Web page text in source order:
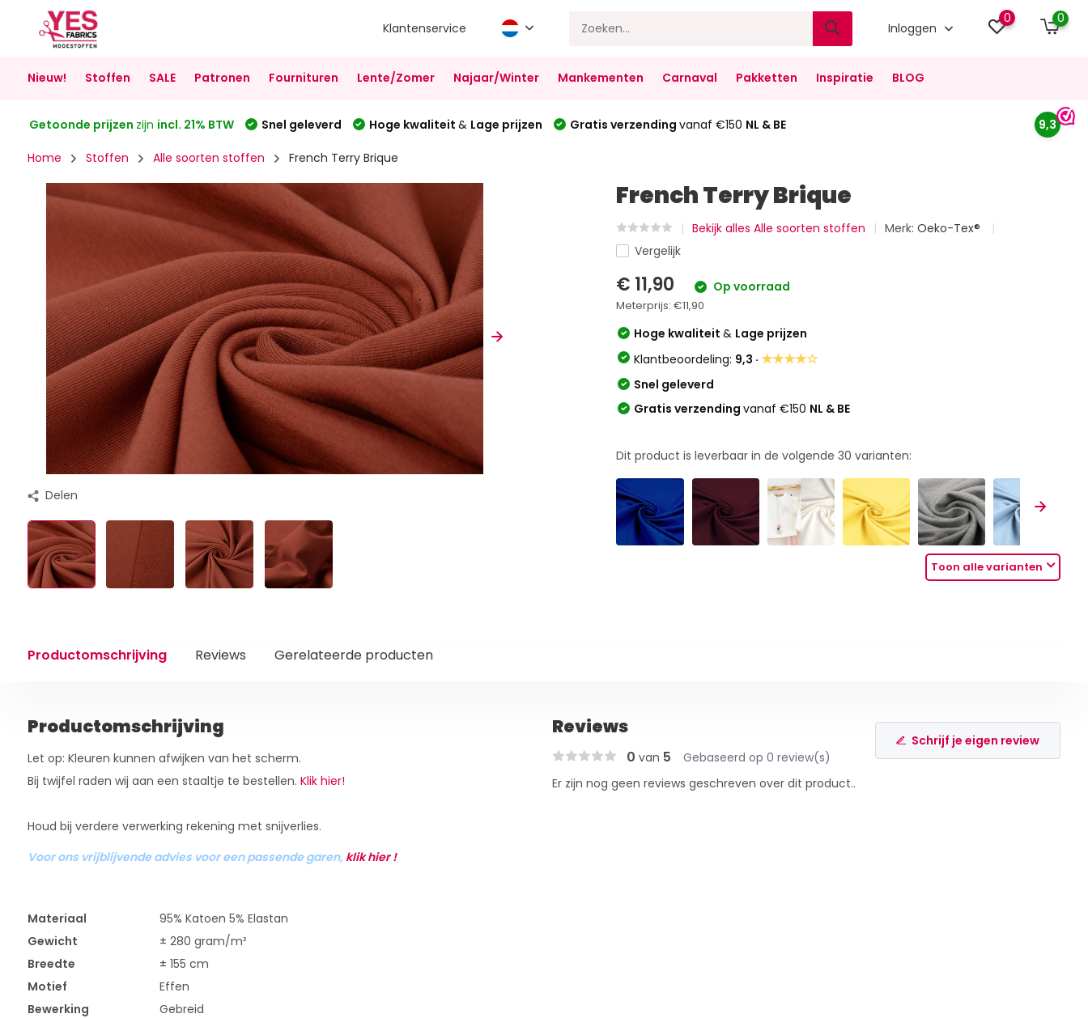
Klantenservice Inloggen
0 0
Nieuw! Stoffen SALE Patronen Fournituren Lente/Zomer Najaar/Winter Mankementen Carnaval Pakketten Inspiratie BLOG
Getoonde prijzen zijn incl. 21% BTW Snel geleverd Hoge kwaliteit & Lage prijzen Gratis verzending vanaf €150 NL & BE 9,3
Home Stoffen Alle soorten stoffen French Terry Brique
Delen
French Terry Brique
Bekijk alles Alle soorten stoffen Merk:Oeko-Tex®
Vergelijk
€ 11,90 Op voorraad
Meterprijs:€11,90
Hoge kwaliteit& Lage prijzen
Klantbeoordeling: 9,3 ·★★★★☆
Snel geleverd
Gratis verzendingvanaf €150 NL & BE
Dit product is leverbaar in de volgende30 varianten:
Toon alle varianten
Productomschrijving Reviews Gerelateerde producten
Productomschrijving
Let op: Kleuren kunnen afwijken van het scherm.
Bij twijfel raden wij aan een staaltje te bestellen. Klik hier!
Houd bij verdere verwerking rekening met snijverlies.
Voor ons vrijblijvende advies voor een passende garen, klik hier !
Materiaal
95% Katoen 5% Elastan
Gewicht
± 280 gram/m²
Breedte
± 155 cm
Motief
Effen
Bewerking
Gebreid
Reviews
0 van 5 Gebaseerd op 0 review(s)
Schrijf je eigen review
Er zijn nog geen reviews geschreven over dit product..